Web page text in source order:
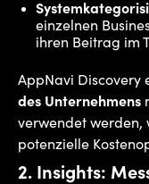
einzelnen
ihren Beitrag im
AppNavi Discovery
des Unternehmens
verwendet werden,
potenzielle
2. Insights: